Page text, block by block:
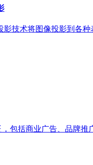
影技术将图像投影到各
，包括商业广告、品牌